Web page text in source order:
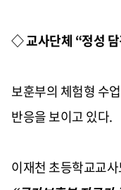
◇ 교사단체 “정성
보훈부의 체험형 수
반응을 보이고 있다.
이재천 초등학교교